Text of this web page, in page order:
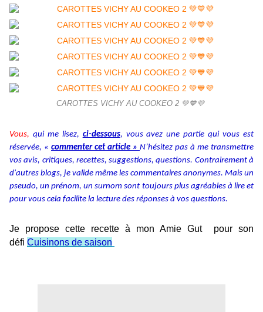
CAROTTES VICHY AU COOKEO 2 💚💙💜
Vous, qui me lisez, ci-dessous, vous avez une partie qui vous est
réservée, « commenter cet article » N’hésitez pas à me transmettre
vos avis, critiques, recettes, suggestions, questions. Contrairement à
d'autres blogs, je valide même les commentaires anonymes. Mais un
pseudo, un prénom, un surnom sont toujours plus agréables à lire et
pour vous cela facilite la lecture des réponses à vos questions.
Je propose cette recette à mon Amie Gut pour son
défi Cuisinons de saison